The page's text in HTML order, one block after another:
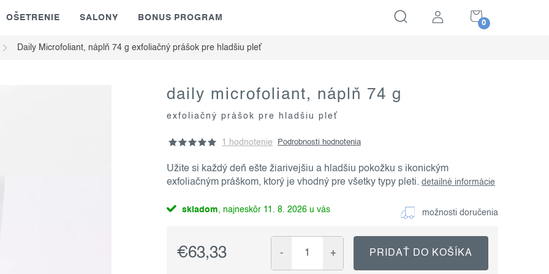
NÁKUPNÝ
KOŠÍK
OŠETRENIE SALONY BONUS PROGRAM
Daily Microfoliant, náplň 74 g exfoliačný prášok pre hladšiu pleť
daily microfoliant, náplň 74 g
exfoliačný prášok pre hladšiu pleť
1 hodnotenie Podrobnosti hodnotenia
Užite si každý deň ešte žiarivejšiu a hladšiu pokožku s ikonickým
exfoliačným práškom, ktorý je vhodný pre všetky typy pleti. detailné informácie
skladom 11. 8. 2026 možnosti doručenia
€63,33 PRIDAŤ DO KOŠÍKA